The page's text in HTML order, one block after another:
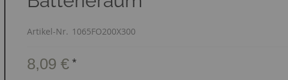
Artikel-Nr. 1065FO200X300
8,09 € *